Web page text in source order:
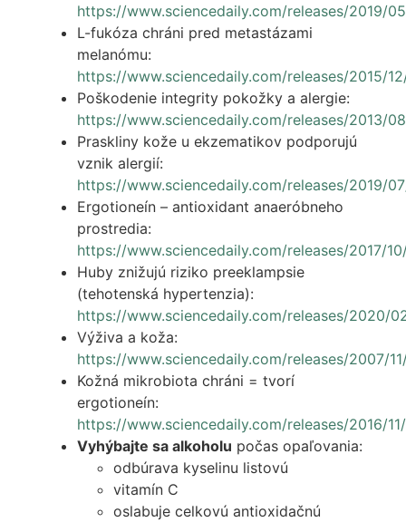
https://www.sciencedaily.com/releases/2019/
L-fukóza chráni pred metastázami
melanómu:
https://www.sciencedaily.com/releases/2015/
Poškodenie integrity pokožky a alergie:
https://www.sciencedaily.com/releases/2013/
Praskliny kože u ekzematikov podporujú
vznik alergií:
https://www.sciencedaily.com/releases/2019/
Ergotioneín – antioxidant anaeróbneho
prostredia:
https://www.sciencedaily.com/releases/2017/
Huby znižujú riziko preeklampsie
(tehotenská hypertenzia):
https://www.sciencedaily.com/releases/2020/
Výživa a koža:
https://www.sciencedaily.com/releases/2007/
Kožná mikrobiota chráni = tvorí
ergotioneín:
https://www.sciencedaily.com/releases/2016/11/
Vyhýbajte sa alkoholu počas opaľovania:
odbúrava kyselinu listovú
vitamín C
oslabuje celkovú antioxidačnú